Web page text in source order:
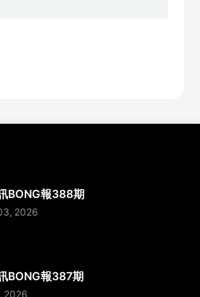
BONG報388期
2026
BONG報387期
2026